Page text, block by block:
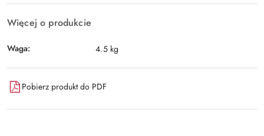
Więcej o produkcie
Waga: 4.5 kg
Pobierz produkt do PDF